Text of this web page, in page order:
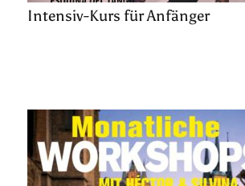
Intensiv-Kurs für Anfänger